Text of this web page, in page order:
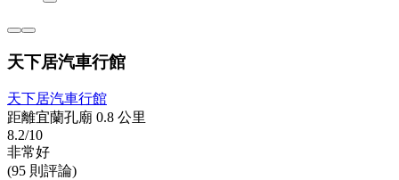
天下居汽車行館
天下居汽車行館
距離宜蘭孔廟 0.8 公里
8.2/10
非常好
(95 則評論)